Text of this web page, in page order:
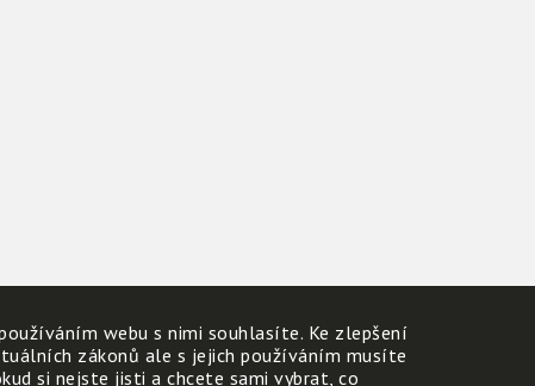
webu s nimi souhlasíte. Ke zlepšení
zákonů ale s jejich používáním musíte
si nejste jisti a chcete sami vybrat, co